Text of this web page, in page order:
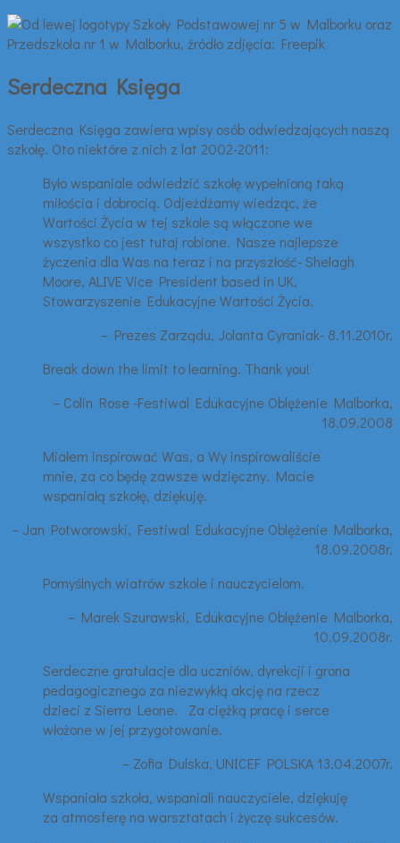
Serdeczna Księga
Serdeczna Księga zawiera wpisy osób odwiedzających naszą
szkołę. Oto niektóre z nich z lat 2002-2011:
Było wspaniale odwiedzić szkołę wypełnioną taką
miłościa i dobrocią. Odjeżdżamy wiedząc, że
Wartości Życia w tej szkole są włączone we
wszystko co jest tutaj robione. Nasze najlepsze
życzenia dla Was na teraz i na przyszłość- Shelagh
Moore, ALIVE Vice President based in UK,
Stowarzyszenie Edukacyjne Wartości Życia.
– Prezes Zarządu, Jolanta Cyraniak- 8.11.2010r.
Break down the limit to learning. Thank you!
– Colin Rose -Festiwal Edukacyjne Oblężenie Malborka,
18.09.2008
Miałem inspirować Was, a Wy inspirowaliście
mnie, za co będę zawsze wdzięczny. Macie
wspaniałą szkołę, dziękuję.
– Jan Potworowski, Festiwal Edukacyjne Oblężenie Malborka,
18.09.2008r.
Pomyślnych wiatrów szkole i nauczycielom.
– Marek Szurawski, Edukacyjne Oblężenie Malborka,
10.09.2008r.
Serdeczne gratulacje dla uczniów, dyrekcji i grona
pedagogicznego za niezwykłą akcję na rzecz
dzieci z Sierra Leone. Za ciężką pracę i serce
włożone w jej przygotowanie.
– Zofia Dulska, UNICEF POLSKA 13.04.2007r.
Wspaniała szkoła, wspaniali nauczyciele, dziękuję
za atmosferę na warsztatach i życzę sukcesów.